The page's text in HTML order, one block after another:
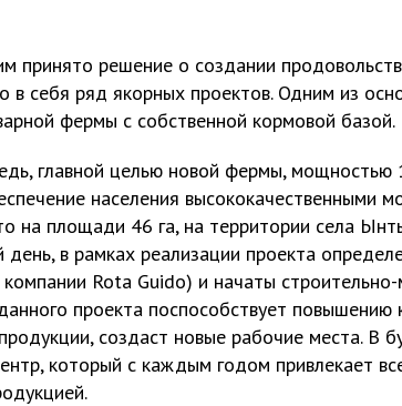
принято решение о создании
в себя ряд якорных проектов. Одним из
фермы с собственной кормовой базой.
главной целью новой фермы,
населения высококачественными
на площади 46 га, на территории села
день, в рамках реализации проекта
компании Rota Guido) и начаты
проекта поспособствует
создаст новые рабочие места. В
который с каждым годом привлекает